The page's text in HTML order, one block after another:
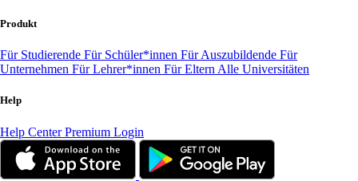
Produkt
Für Studierende Für Schüler*innen Für Auszubildende Für
Unternehmen Für Lehrer*innen Für Eltern Alle Universitäten
Help
Help CenterPremium Login